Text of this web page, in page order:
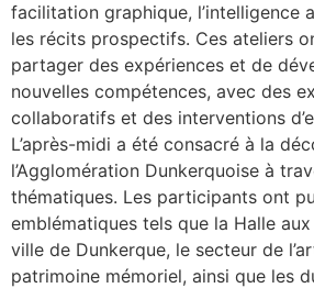
facilitation graphique, l’intelligence
les récits prospectifs. Ces ateliers
partager des expériences et de
nouvelles compétences, avec des
collaboratifs et des interventions
L’après-midi a été consacré à la
l’Agglomération Dunkerquoise à
thématiques. Les participants ont
emblématiques tels que la Halle
ville de Dunkerque, le secteur de
patrimoine mémoriel, ainsi que les